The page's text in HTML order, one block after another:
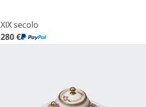
XIX secolo
280 €